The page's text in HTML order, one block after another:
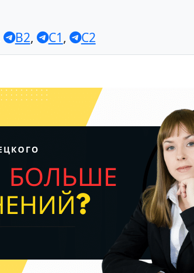
B2, C1, C2